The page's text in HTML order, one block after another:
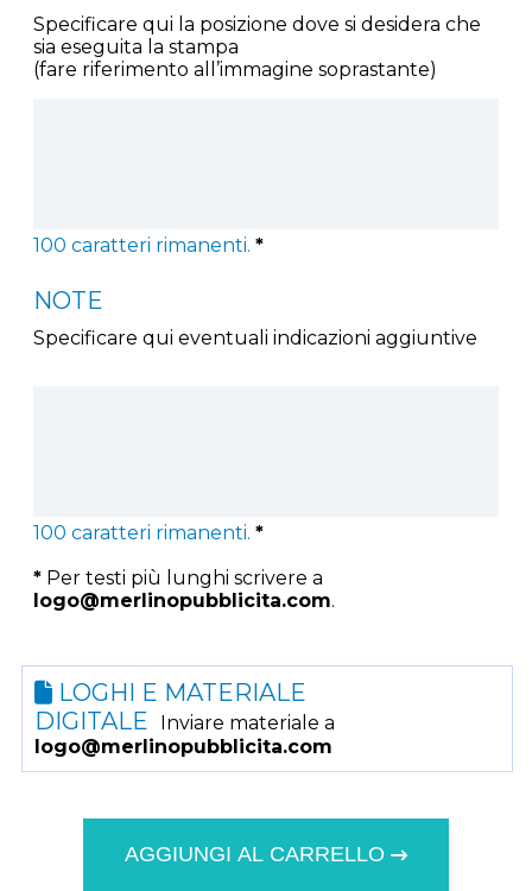
Specificare qui la posizione dove si desidera che
sia eseguita la stampa
(fare riferimento all’immagine soprastante)
100 caratteri rimanenti. *
NOTE
Specificare qui eventuali indicazioni aggiuntive
100 caratteri rimanenti. *
* Per testi più lunghi scrivere a
logo@merlinopubblicita.com.
LOGHI E MATERIALE
DIGITALE
Inviare materiale a
logo@merlinopubblicita.com
AGGIUNGI AL CARRELLO